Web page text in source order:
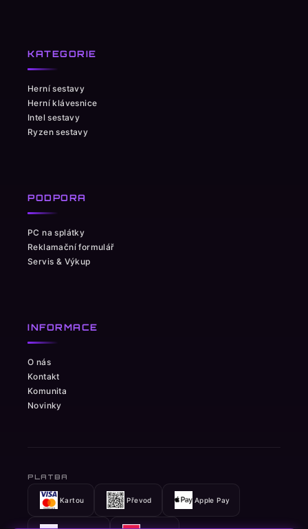
KATEGORIE
Herní sestavy
Herní klávesnice
Intel sestavy
Ryzen sestavy
PODPORA
PC na splátky
Reklamační formulář
Servis & Výkup
INFORMACE
O nás
Kontakt
Komunita
Novinky
PLATBA
Kartou Převod Apple Pay